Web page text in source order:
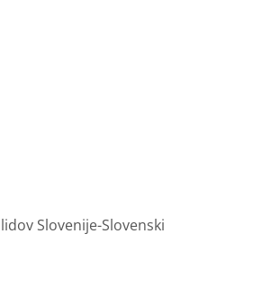
Slovenije-Slovenski